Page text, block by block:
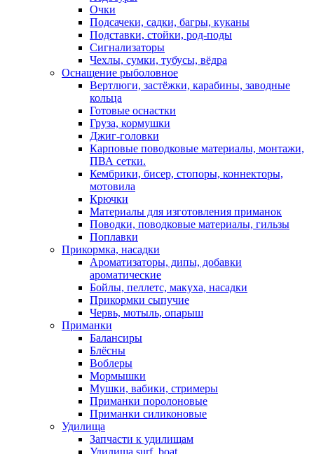
Очки
Подсачеки, садки, багры, куканы
Подставки, стойки, род-поды
Сигнализаторы
Чехлы, сумки, тубусы, вёдра
Оснащение рыболовное
Вертлюги, застёжки, карабины, заводные
кольца
Готовые оснастки
Груза, кормушки
Джиг-головки
Карповые поводковые материалы, монтажи,
ПВА сетки.
Кембрики, бисер, стопоры, коннекторы,
мотовила
Крючки
Материалы для изготовления приманок
Поводки, поводковые материалы, гильзы
Поплавки
Прикормка, насадки
Ароматизаторы, дипы, добавки
ароматические
Бойлы, пеллетс, макуха, насадки
Прикормки сыпучие
Червь, мотыль, опарыш
Приманки
Балансиры
Блёсны
Воблеры
Мормышки
Мушки, вабики, стримеры
Приманки поролоновые
Приманки силиконовые
Удилища
Запчасти к удилищам
Удилища surf, boat